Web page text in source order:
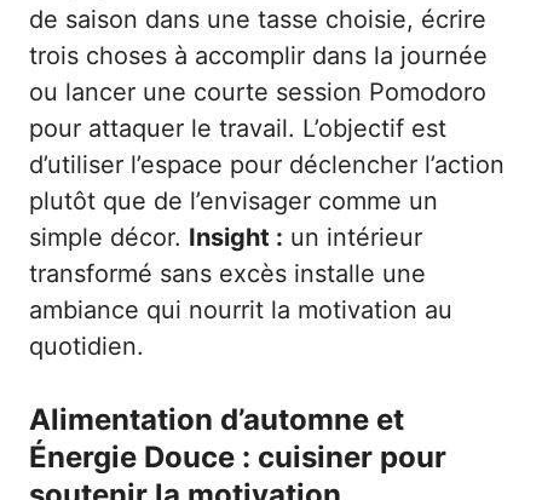
de saison dans une tasse choisie, écrire
trois choses à accomplir dans la journée
ou lancer une courte session Pomodoro
pour attaquer le travail. L’objectif est
d’utiliser l’espace pour déclencher l’action
plutôt que de l’envisager comme un
simple décor. Insight : un intérieur
transformé sans excès installe une
ambiance qui nourrit la motivation au
quotidien.
Alimentation d’automne et
Énergie Douce : cuisiner pour